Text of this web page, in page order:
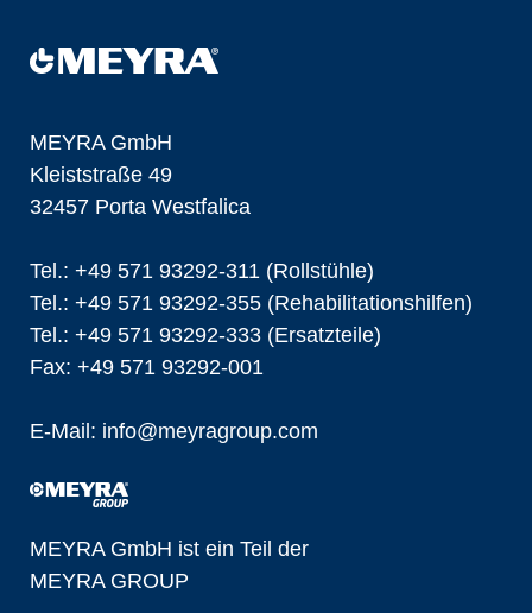
MEYRA GmbH
Kleiststraße 49
32457 Porta Westfalica
Tel.: +49 571 93292-311 (Rollstühle)
Tel.: +49 571 93292-355 (Rehabilitationshilfen)
Tel.: +49 571 93292-333 (Ersatzteile)
Fax: +49 571 93292-001
E-Mail: info@meyragroup.com
MEYRA GmbH ist ein Teil der
MEYRA GROUP